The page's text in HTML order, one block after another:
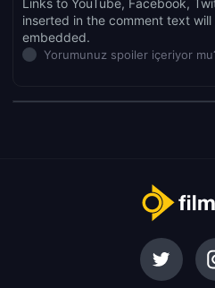
Links to YouTube, Facebook,
inserted in the comment text
embedded.
Yorumunuz spoiler içeriyor